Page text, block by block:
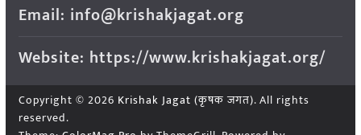
Email: info@krishakjagat.org
Website: https://www.krishakjagat.org/
Copyright © 2026 Krishak Jagat (कृषक जगत). All rights
reserved.